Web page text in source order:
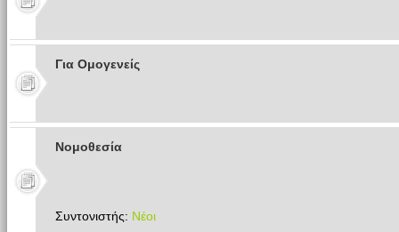
Για Ομογενείς
Νομοθεσία
Συντονιστής: Νέοι